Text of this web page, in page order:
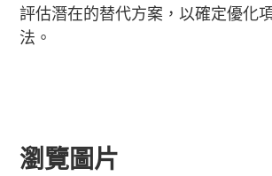
評估潛在的替代方案，以確定優化
法。
瀏覽圖片